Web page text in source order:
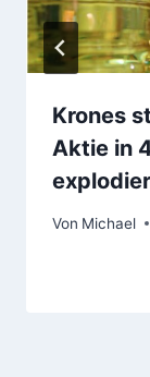
Krones
Aktie in
Von Michael